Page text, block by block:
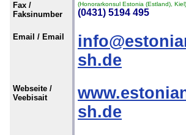
Fax /
Faksinumber
(Honorarkonsul Estonia (Estland), Kiel)
(0431) 5194 495
Email / Email
sh.de
Webseite /
Veebisait
sh.de